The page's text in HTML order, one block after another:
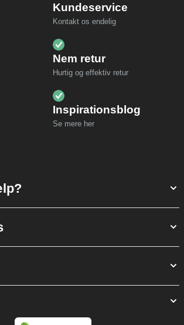
Kundeservice
Kontakt os endelig
Nem retur
Hurtig og effektiv retur
Inspirationsblog
Se mere her